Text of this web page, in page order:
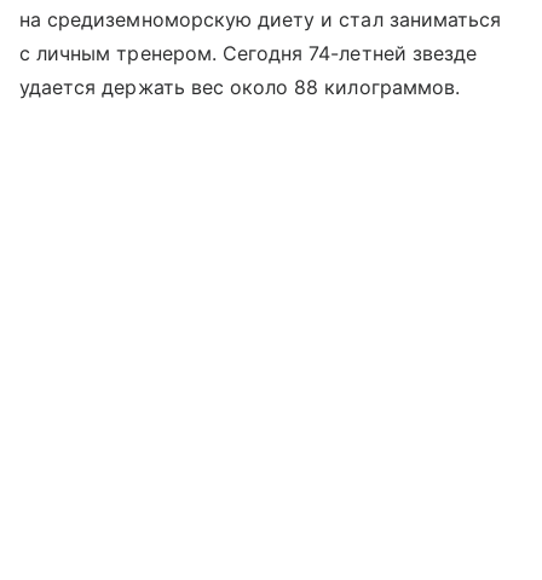
на средиземноморскую диету и стал заниматься
с личным тренером. Сегодня 74-летней звезде
удается держать вес около 88 килограммов.